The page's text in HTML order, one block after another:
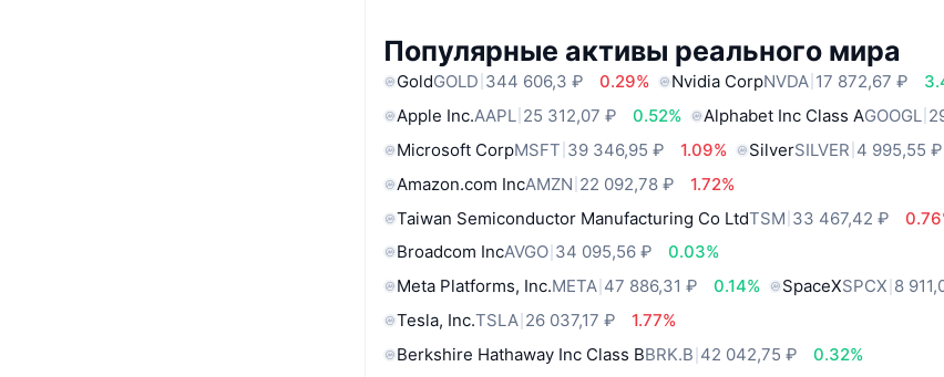
Популярные активы реального мира
GoldGOLD 344 606,3 ₽ 0.29% Nvidia CorpNVDA 17 872,67 ₽
Apple Inc.AAPL 25 312,07 ₽ 0.52% Alphabet Inc Class AGOOGL
Microsoft CorpMSFT 39 346,95 ₽ 1.09% SilverSILVER 4 995,55 ₽
Amazon.com IncAMZN 22 092,78 ₽
1.72%
Taiwan Semiconductor Manufacturing Co LtdTSM 33 467,42 ₽
Broadcom IncAVGO 34 095,56 ₽
0.03%
Meta Platforms, Inc.META 47 886,31 ₽ 0.14% SpaceXSPCX 8
Tesla, Inc.TSLA 26 037,17 ₽
1.77%
Berkshire Hathaway Inc Class BBRK.B 42 042,75 ₽
0.32%